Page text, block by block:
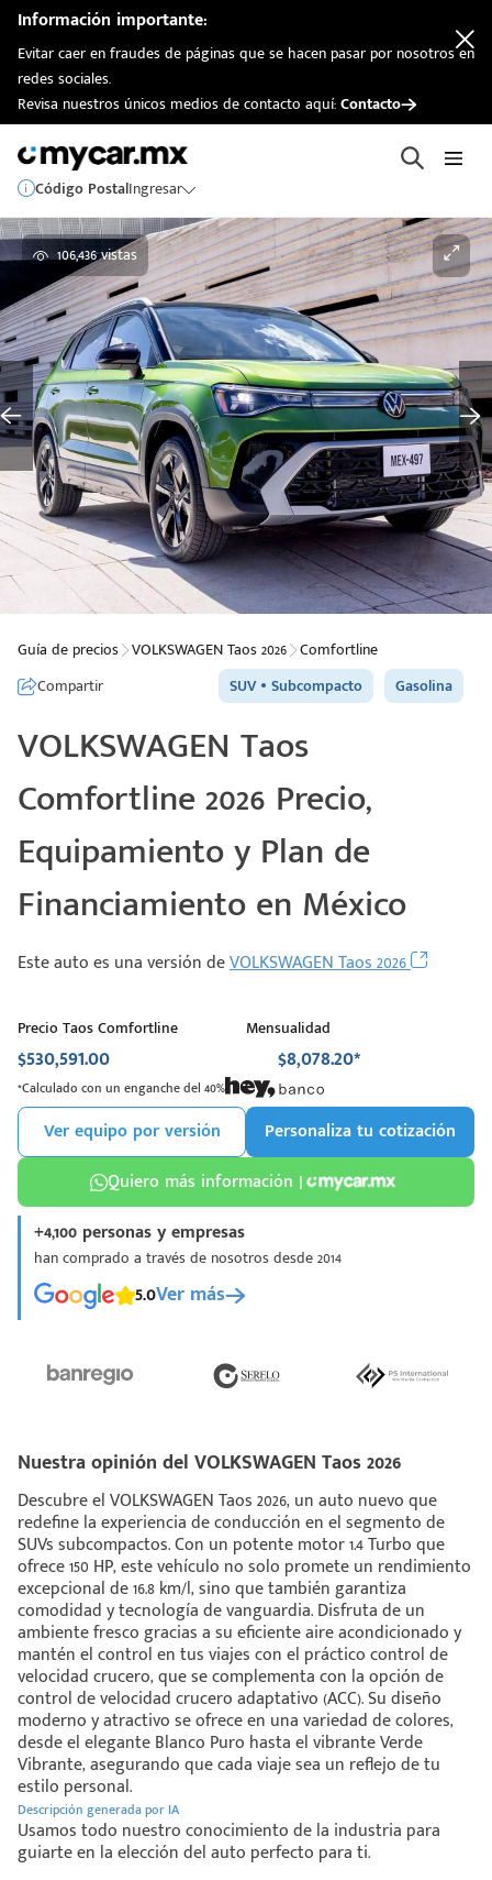
Información importante:
Evitar caer en fraudes de páginas que se hacen pasar por nosotros en
redes sociales.
Revisa nuestros únicos medios de contacto aquí:Contacto
Código PostalIngresar
106,436 vistas
Guía de precios VOLKSWAGEN Taos 2026 Comfortline
Compartir
SUV Subcompacto Gasolina
VOLKSWAGEN Taos
Comfortline 2026 Precio,
Equipamiento y Plan de
Financiamiento en México
Este auto es una versión deVOLKSWAGEN Taos 2026
Nuestra opinión del VOLKSWAGEN Taos 2026
Descubre el VOLKSWAGEN Taos 2026, un auto nuevo que
redefine la experiencia de conducción en el segmento de
SUVs subcompactos. Con un potente motor 1.4 Turbo que
ofrece 150 HP, este vehículo no solo promete un rendimiento
excepcional de 16.8 km/l, sino que también garantiza
comodidad y tecnología de vanguardia. Disfruta de un
ambiente fresco gracias a su eficiente aire acondicionado y
mantén el control en tus viajes con el práctico control de
velocidad crucero, que se complementa con la opción de
control de velocidad crucero adaptativo (ACC). Su diseño
moderno y atractivo se ofrece en una variedad de colores,
desde el elegante Blanco Puro hasta el vibrante Verde
Vibrante, asegurando que cada viaje sea un reflejo de tu
estilo personal.
Descripción generada por IA
Usamos todo nuestro conocimiento de la industria para
guiarte en la elección del auto perfecto para ti.
Precio Taos Comfortline
$530,591.00
Mensualidad
$8,078.20*
*Calculado con un enganche del 40%
Ver equipo por versión
Personaliza tu cotización
Quiero más información |
+4,100 personas y empresas
han comprado a través de nosotros desde 2014
5.0Ver más